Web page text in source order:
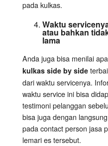
pada kulkas.
Waktu
atau bahkan
lama
Anda juga bisa menilai
kulkas side by side
dari waktu servicenya.
waktu service ini bisa
testimoni pelanggan
bisa juga dengan
pada contact person jasa
lemari es tersebut.